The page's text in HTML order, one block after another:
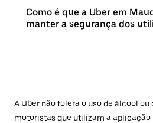
Como é que a Uber em
manter a segurança dos
A Uber não tolera o uso de álcool ou
motoristas que utilizam a aplicação